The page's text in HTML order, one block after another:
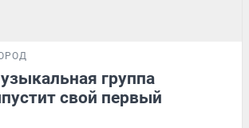
группа
свой первый